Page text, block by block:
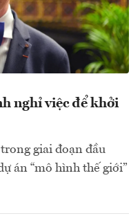
nghỉ việc để khởi
giai đoạn đầu
án “mô hình thế giới”